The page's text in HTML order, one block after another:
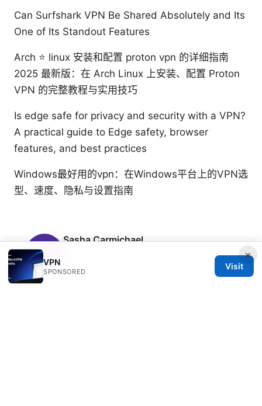
Can Surfshark VPN Be Shared Absolutely and Its
One of Its Standout Features
Arch ⭐ linux 安装和配置 proton vpn 的详细指南
2025 最新版：在 Arch Linux 上安装、配置 Proton
VPN 的完整教程与实用技巧
Is edge safe for privacy and security with a VPN?
A practical guide to Edge safety, browser
features, and best practices
Windows最好用的vpn：在Windows平台上的VPN选
型、速度、隐私与设置指南
Sasha Carmichael
×
VPN
SPONSORED
Visit